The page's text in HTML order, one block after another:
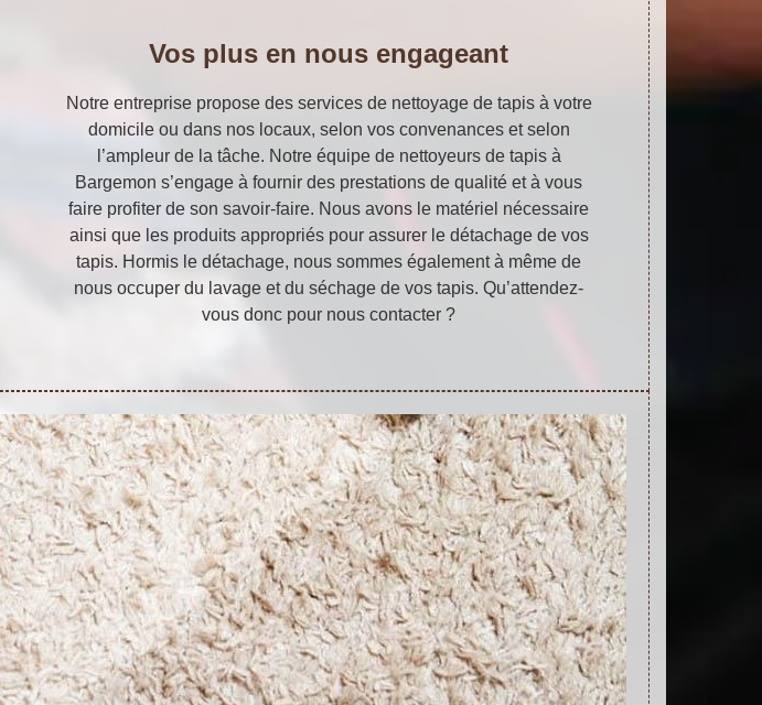
Vos plus en nous engageant
Notre entreprise propose des services de nettoyage de tapis à votre
domicile ou dans nos locaux, selon vos convenances et selon
l’ampleur de la tâche. Notre équipe de nettoyeurs de tapis à
Bargemon s’engage à fournir des prestations de qualité et à vous
faire profiter de son savoir-faire. Nous avons le matériel nécessaire
ainsi que les produits appropriés pour assurer le détachage de vos
tapis. Hormis le détachage, nous sommes également à même de
nous occuper du lavage et du séchage de vos tapis. Qu’attendez-
vous donc pour nous contacter ?